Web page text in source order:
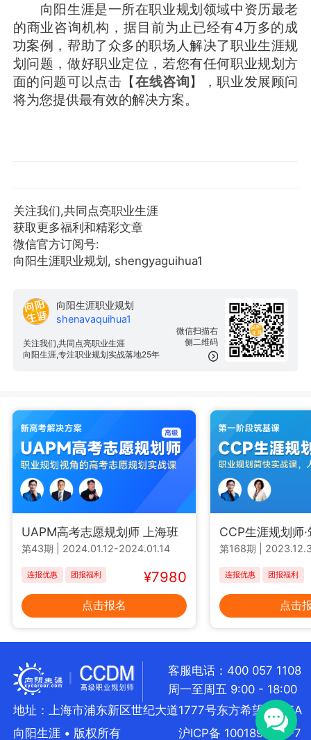
向阳生涯是一所在职业规划领域中资历最老
的商业咨询机构，据目前为止已经有4万多的成
功案例，帮助了众多的职场人解决了职业生涯规
划问题，做好职业定位，若您有任何职业规划方
面的问题可以点击【在线咨询】，职业发展顾问
将为您提供最有效的解决方案。
关注我们,共同点亮职业生涯
获取更多福利和精彩文章
微信官方订阅号:
向阳生涯职业规划, shengyaguihua1
微信扫描右
侧二维码
向阳生涯职业规划
shenavaquihua1
关注我们,共同点亮职业生涯
向阳生涯,专注职业规划实战落地25年
UAPM高考志愿规划师 上海班
第43期 2024.01.12-2024.01.14
连报优惠 团报福利 ¥7980
点击报名
CCP生涯规划师
第168期
连报优惠 团报福利
点击
客服电话：400 057 1108
周一至周五 9:00 - 18:00
地址：上海市浦东新区世纪大道1777号东方希望大厦5A
向阳生涯 • 版权所有
沪ICP备 10018957号-7